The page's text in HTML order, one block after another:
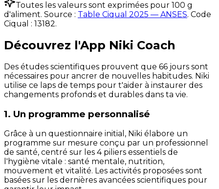
Toutes les valeurs sont exprimées pour 100 g
d'aliment. Source : Table Ciqual 2025 — ANSES. Code
Ciqual : 13182.
Découvrez l'App Niki Coach
Des études scientifiques prouvent que 66 jours sont
nécessaires pour ancrer de nouvelles habitudes. Niki
utilise ce laps de temps pour t'aider à instaurer des
changements profonds et durables dans ta vie.
1. Un programme personnalisé
Grâce à un questionnaire initial, Niki élabore un
programme sur mesure conçu par un professionnel
de santé, centré sur les 4 piliers essentiels de
l'hygiène vitale : santé mentale, nutrition,
mouvement et vitalité. Les activités proposées sont
basées sur les dernières avancées scientifiques pour